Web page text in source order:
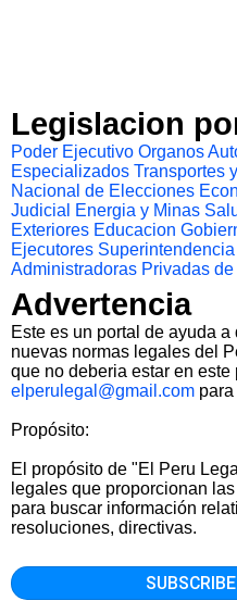
Legislacion
Poder Ejecutivo Organos
Especializados Transportes
Nacional de Elecciones
Judicial
Energia y Minas
Exteriores Educacion
Ejecutores
Administradoras Privadas
Advertencia
Este es un portal de ayuda
nuevas normas legales del
que no deberia estar en
elperulegal@gmail.com
Propósito:
El propósito de "El Peru
legales que proporcionan
para buscar información
resoluciones, directivas.